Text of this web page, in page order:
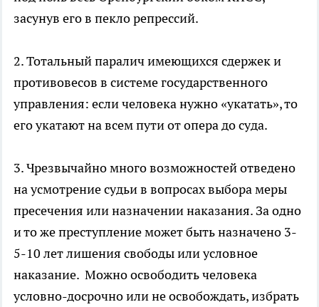
засунув его в пекло репрессий.
2. Тотальный паралич имеющихся сдержек и
противовесов в системе государственного
управления: если человека нужно «укатать», то
его укатают на всем пути от опера до суда.
3. Чрезвычайно много возможностей отведено
на усмотрение судьи в вопросах выбора меры
пресечения или назначении наказания. За одно
и то же преступление может быть назначено 3-
5-10 лет лишения свободы или условное
наказание. Можно освободить человека
условно-досрочно или не освобождать, избрать